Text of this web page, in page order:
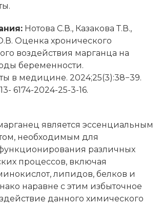
Нотова С.В., Казакова Т.В.,
Оценка хронического
воздействия марганца на
беременности.
в медицине. 2024;25(3):38−39.
6174-2024-25-3-16.
является эссенциальным
необходимым для
различных
процессов, включая
липидов, белков и
наравне с этим избыточное
данного химического